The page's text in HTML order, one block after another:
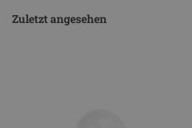
Zuletzt angesehen